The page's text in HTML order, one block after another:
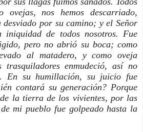
ovejas, nos hemos descarriado,
desviado por su camino; y el Señor
de todos nosotros. Fue
pero no abrió su boca; como
al matadero, y como oveja
trasquiladores enmudeció, así no
En su humillación, su juicio fue
contará su generación? Porque
la tierra de los vivientes, por las
mi pueblo fue golpeado hasta la